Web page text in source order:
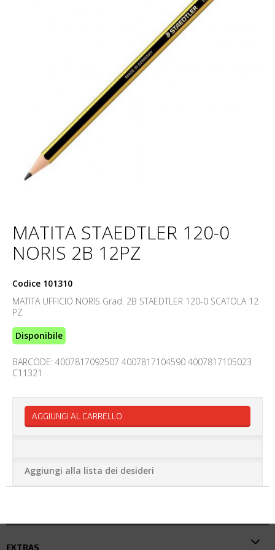
MATITA STAEDTLER 120-0
NORIS 2B 12PZ
Codice 101310
MATITA UFFICIO NORIS Grad. 2B STAEDTLER 120-0 SCATOLA 12
PZ
Disponibile
BARCODE: 4007817092507 4007817104590 4007817105023
C11321
AGGIUNGI AL CARRELLO
Aggiungi alla lista dei desideri
EXTRAS